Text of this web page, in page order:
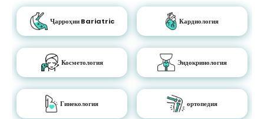
Ҷарроҳии Bariatric Кардиология
Косметология Эндокринология
Гинекология ортопедия